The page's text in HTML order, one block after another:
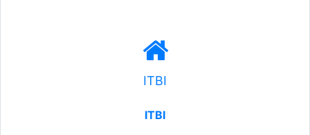
ITBI
ITBI